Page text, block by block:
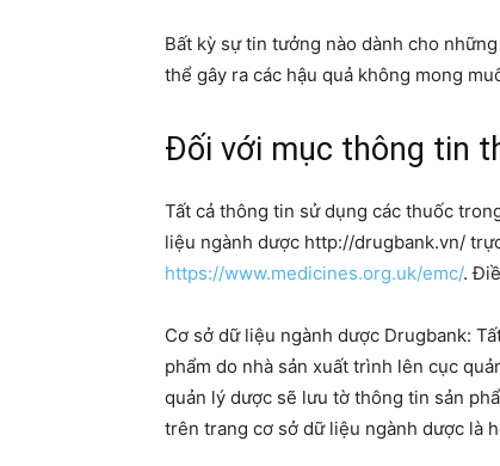
Bất kỳ sự tin tưởng nào dành cho
thể gây ra các hậu quả không mong
Đối với mục thông tin
Tất cả thông tin sử dụng các thuốc
liệu ngành dược http://drugbank.vn/
https://www.medicines.org.uk/emc/.
Cơ sở dữ liệu ngành dược Drugbank:
phẩm do nhà sản xuất trình lên cục
quản lý dược sẽ lưu tờ thông tin sản
trên trang cơ sở dữ liệu ngành dược là